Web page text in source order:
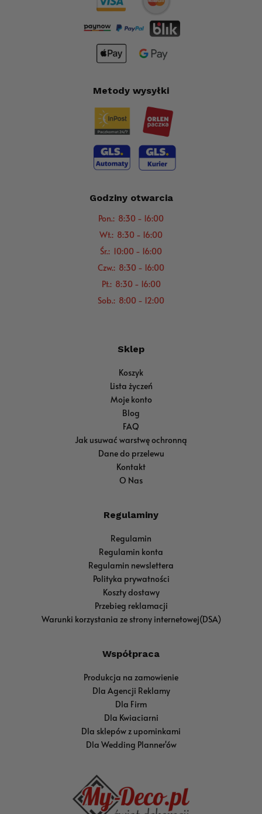
Metody wysyłki
Godziny otwarcia
Pon.: 8:30 - 16:00
Wt.: 8:30 - 16:00
Śr.: 10:00 - 16:00
Czw.: 8:30 - 16:00
Pt.: 8:30 - 16:00
Sob.: 8:00 - 12:00
Sklep
Koszyk
Lista życzeń
Moje konto
Blog
FAQ
Jak usuwać warstwę ochronną
Dane do przelewu
Kontakt
O Nas
Regulaminy
Regulamin
Regulamin konta
Regulamin newslettera
Polityka prywatności
Koszty dostawy
Przebieg reklamacji
Warunki korzystania ze strony internetowej(DSA)
Współpraca
Produkcja na zamowienie
Dla Agencji Reklamy
Dla Firm
Dla Kwiaciarni
Dla sklepów z upominkami
Dla Wedding Planner'ów